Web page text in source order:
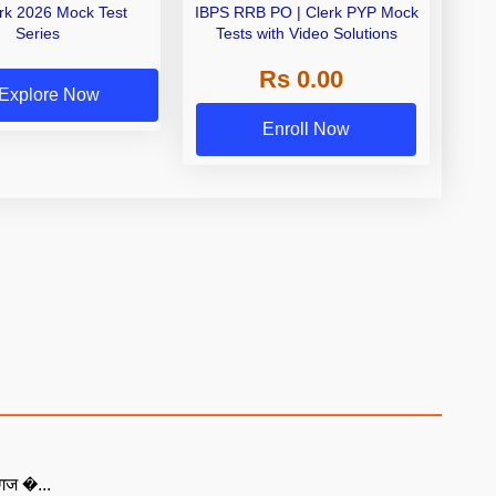
2026 Mock Test
Series
Explore Now
IBPS RRB PO | Clerk PYP Mock
Tests with Video Solutions
Rs 0.00
Enroll Now
�...